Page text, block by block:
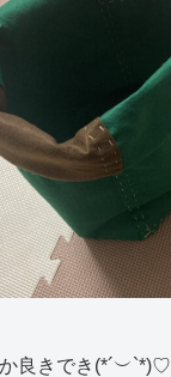
良きでき(*´︶`*)♡